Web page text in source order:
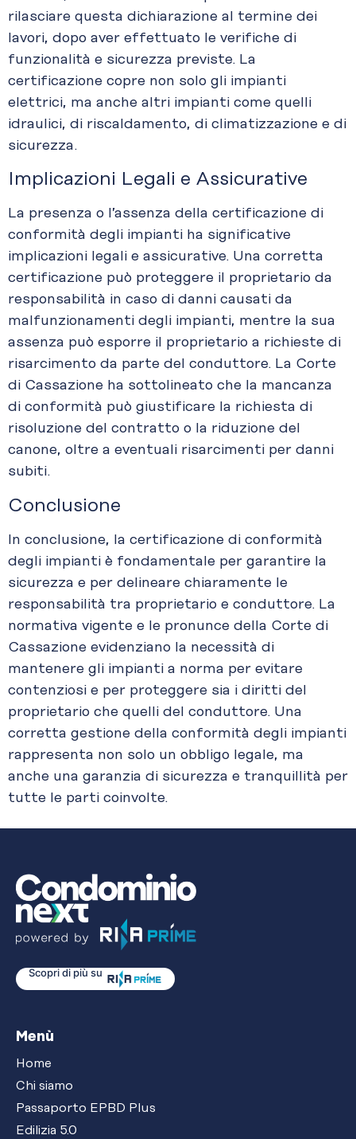
rilasciare questa dichiarazione al termine dei
lavori, dopo aver effettuato le verifiche di
funzionalità e sicurezza previste. La
certificazione copre non solo gli impianti
elettrici, ma anche altri impianti come quelli
idraulici, di riscaldamento, di climatizzazione e di
sicurezza.
Implicazioni Legali e Assicurative
La presenza o l’assenza della certificazione di
conformità degli impianti ha significative
implicazioni legali e assicurative. Una corretta
certificazione può proteggere il proprietario da
responsabilità in caso di danni causati da
malfunzionamenti degli impianti, mentre la sua
assenza può esporre il proprietario a richieste di
risarcimento da parte del conduttore. La Corte
di Cassazione ha sottolineato che la mancanza
di conformità può giustificare la richiesta di
risoluzione del contratto o la riduzione del
canone, oltre a eventuali risarcimenti per danni
subiti.
Conclusione
In conclusione, la certificazione di conformità
degli impianti è fondamentale per garantire la
sicurezza e per delineare chiaramente le
responsabilità tra proprietario e conduttore. La
normativa vigente e le pronunce della Corte di
Cassazione evidenziano la necessità di
mantenere gli impianti a norma per evitare
contenziosi e per proteggere sia i diritti del
proprietario che quelli del conduttore. Una
corretta gestione della conformità degli impianti
rappresenta non solo un obbligo legale, ma
anche una garanzia di sicurezza e tranquillità per
tutte le parti coinvolte.
Scopri di più su
Menù
Home
Chi siamo
Passaporto EPBD Plus
Edilizia 5.0